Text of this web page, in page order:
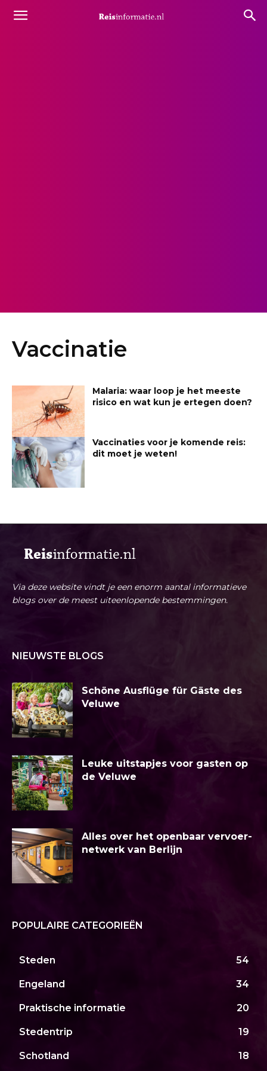
Vaccinatie
Malaria: waar loop je het meeste
risico en wat kun je ertegen doen?
Vaccinaties voor je komende reis:
dit moet je weten!
Via deze website vindt je een enorm aantal informatieve
blogs over de meest uiteenlopende bestemmingen.
NIEUWSTE BLOGS
Schöne Ausflüge für Gäste des
Veluwe
Leuke uitstapjes voor gasten op
de Veluwe
Alles over het openbaar vervoer-
netwerk van Berlijn
POPULAIRE CATEGORIEËN
Steden 54
Engeland 34
Praktische informatie 20
Stedentrip 19
Schotland 18